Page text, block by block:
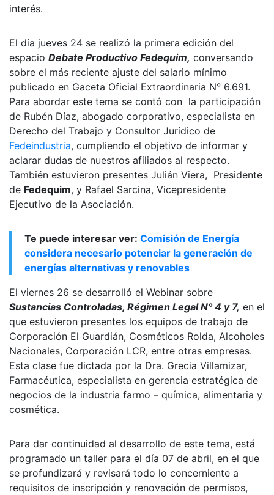
interés.
El día jueves 24 se realizó la primera edición del
espacio Debate Productivo Fedequim, conversando
sobre el más reciente ajuste del salario mínimo
publicado en Gaceta Oficial Extraordinaria N° 6.691.
Para abordar este tema se contó con la participación
de Rubén Díaz, abogado corporativo, especialista en
Derecho del Trabajo y Consultor Jurídico de
Fedeindustria, cumpliendo el objetivo de informar y
aclarar dudas de nuestros afiliados al respecto.
También estuvieron presentes Julián Viera, Presidente
de Fedequim, y Rafael Sarcina, Vicepresidente
Ejecutivo de la Asociación.
Te puede interesar ver: Comisión de Energía
considera necesario potenciar la generación de
energías alternativas y renovables
El viernes 26 se desarrolló el Webinar sobre
Sustancias Controladas, Régimen Legal N° 4 y 7, en el
que estuvieron presentes los equipos de trabajo de
Corporación El Guardián, Cosméticos Rolda, Alcoholes
Nacionales, Corporación LCR, entre otras empresas.
Esta clase fue dictada por la Dra. Grecia Villamizar,
Farmacéutica, especialista en gerencia estratégica de
negocios de la industria farmo – química, alimentaria y
cosmética.
Para dar continuidad al desarrollo de este tema, está
programado un taller para el día 07 de abril, en el que
se profundizará y revisará todo lo concerniente a
requisitos de inscripción y renovación de permisos,